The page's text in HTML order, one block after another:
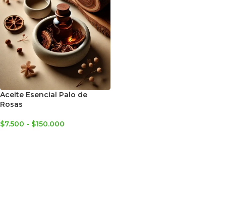
Aceite Esencial Palo de
Rosas
$7.500 - $150.000